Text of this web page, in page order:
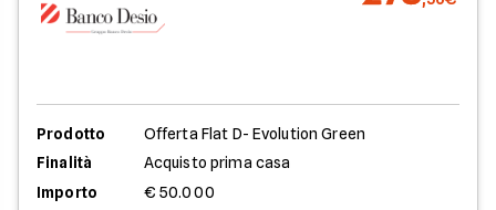
Prodotto
Offerta Flat D- Evolution Green
Finalità
Acquisto prima casa
Importo
€ 50.000